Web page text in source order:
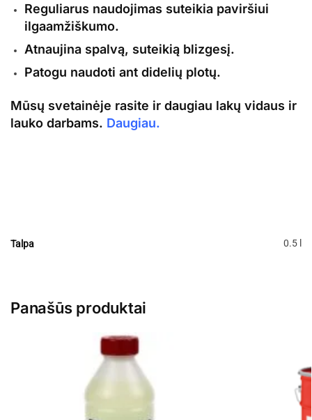
Reguliarus naudojimas suteikia paviršiui
ilgaamžiškumo.
Atnaujina spalvą, suteikią blizgesį.
Patogu naudoti ant didelių plotų.
Mūsų svetainėje rasite ir daugiau lakų vidaus ir
lauko darbams. Daugiau.
Talpa 0.5 l
Panašūs produktai